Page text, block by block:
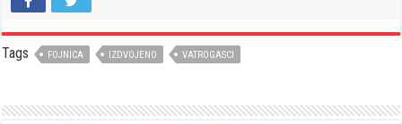
Tags FOJNICA IZDVOJENO VATROGASCI